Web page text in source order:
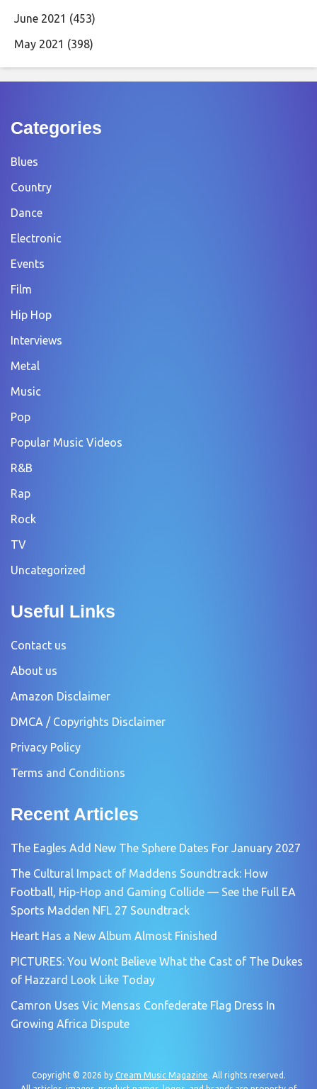
June 2021 (453)
May 2021 (398)
Categories
Blues
Country
Dance
Electronic
Events
Film
Hip Hop
Interviews
Metal
Music
Pop
Popular Music Videos
R&B
Rap
Rock
TV
Uncategorized
Useful Links
Contact us
About us
Amazon Disclaimer
DMCA / Copyrights Disclaimer
Privacy Policy
Terms and Conditions
Recent Articles
The Eagles Add New The Sphere Dates For January 2027
The Cultural Impact of Maddens Soundtrack: How
Football, Hip-Hop and Gaming Collide — See the Full EA
Sports Madden NFL 27 Soundtrack
Heart Has a New Album Almost Finished
PICTURES: You Wont Believe What the Cast of The Dukes
of Hazzard Look Like Today
Camron Uses Vic Mensas Confederate Flag Dress In
Growing Africa Dispute
Copyright © 2026 by Cream Music Magazine. All rights reserved.